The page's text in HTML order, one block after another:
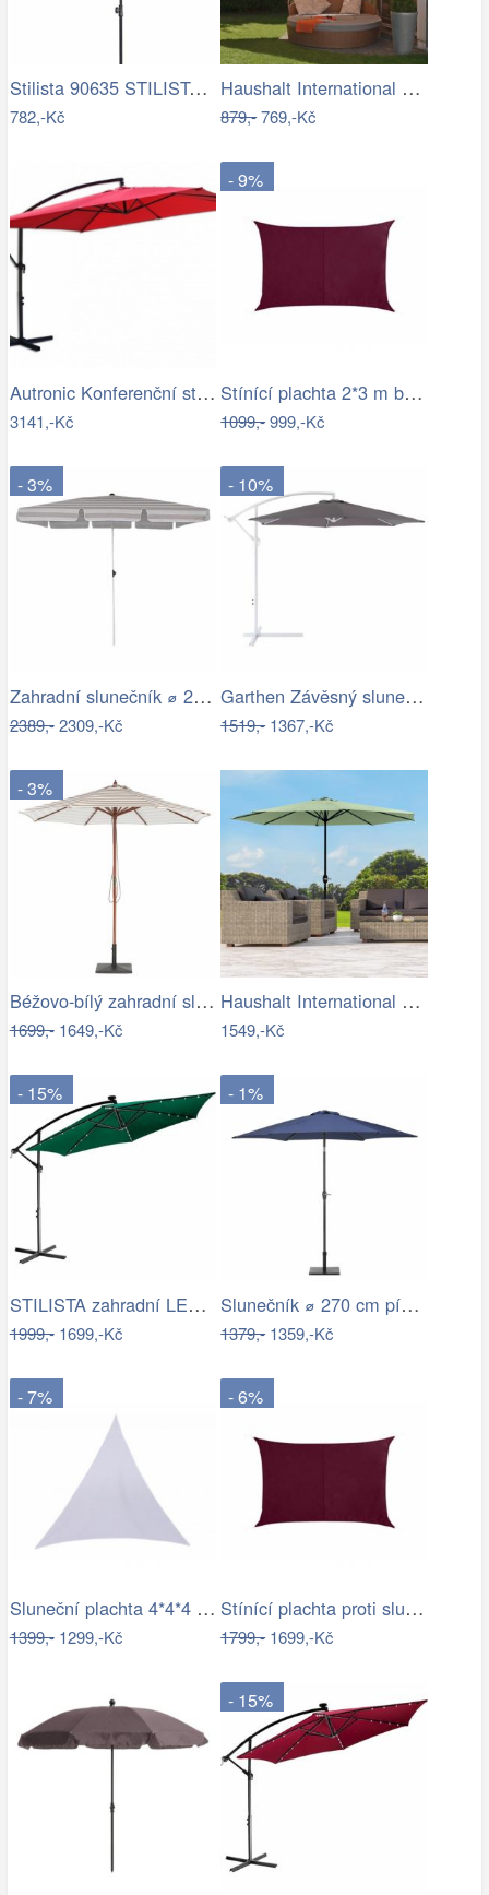
Stilista 90635 STILISTA Zahradní…
782,-Kč
Haushalt International Stínící…
879,-769,-Kč
Autronic Konferenční stolek AHG-402 WT
3141,-Kč
- 9%
Stínící plachta 2*3 m bordó
1099,-999,-Kč
- 3%
Zahradní slunečník ⌀ 2,85 m světle…
2389,-2309,-Kč
- 10%
Garthen Závěsný slunečník s kličkou - 3…
1519,-1367,-Kč
- 3%
Béžovo-bílý zahradní slunečník ⌀260 cm…
1699,-1649,-Kč
Haushalt International Kovový slunečník…
1549,-Kč
- 15%
STILISTA zahradní LED slunečník s…
1999,-1699,-Kč
- 1%
Slunečník ⌀ 270 cm pískově béžový VARESE
1379,-1359,-Kč
- 7%
Sluneční plachta 4*4*4 m bílá
1399,-1299,-Kč
- 6%
Stínící plachta proti slunci 3x4m bordó
1799,-1699,-Kč
- 15%